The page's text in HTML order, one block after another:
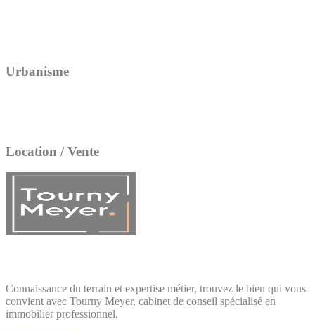
Urbanisme
Location / Vente
Connaissance du terrain et expertise métier, trouvez le bien qui vous
convient avec Tourny Meyer, cabinet de conseil spécialisé en
immobilier professionnel.